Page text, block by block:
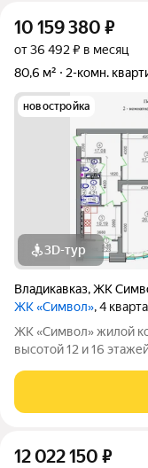
10 159 380 ₽
от 36 492 ₽ в месяц
80,6 м²
2-комн.
новостройка
3D-тур
Владикавказ,ЖК
ЖК «Символ», 4
ЖК «Символ» жилой комплекс бизнес-класса из двух корпусов
высотой 12 и 16
хребет и
помогают сохранять
12 022 150 ₽